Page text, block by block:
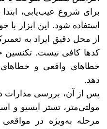
برای شروع عیب‌یابی،
استفاده شود. این ابزار
از محل دقیق ایراد به
کدها کافی نیست. تکنسین
خطاهای واقعی و
دهد.
پس از آن، بررسی مدارات
مولتی‌متر، تستر ایسیو و
مرحله به‌ویژه در